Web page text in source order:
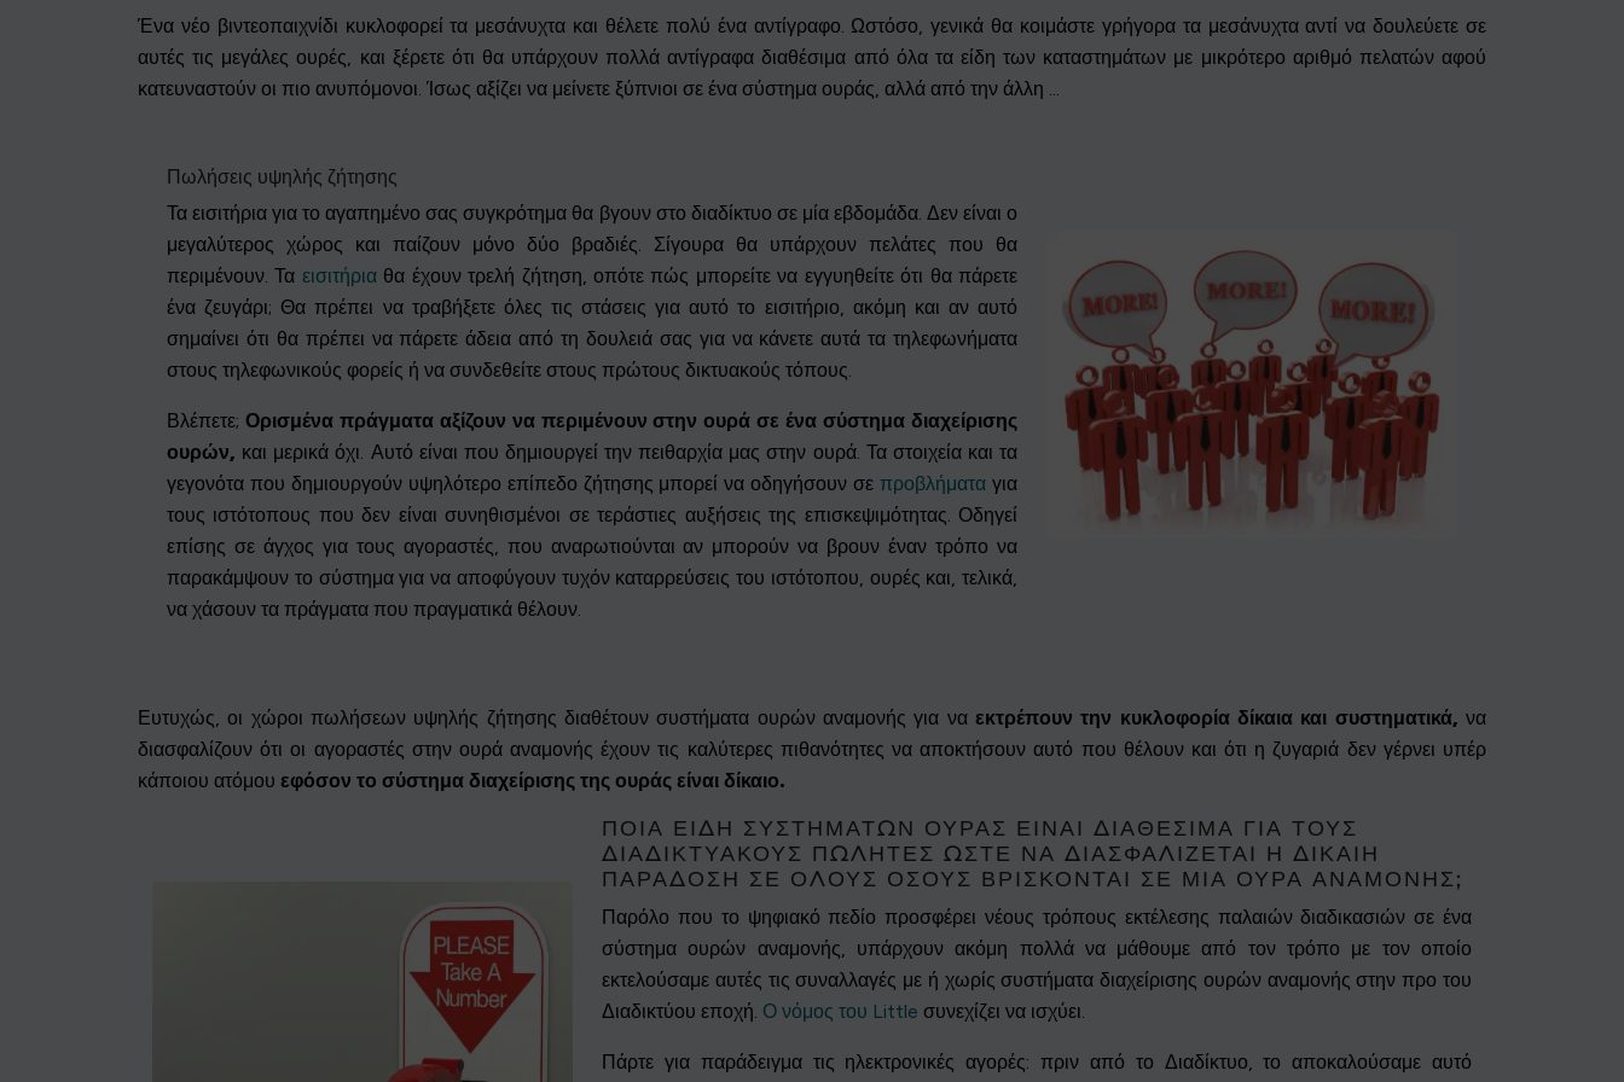
Ένα νέο βιντεοπαιχνίδι κυκλοφορεί τα μεσάνυχτα και θέλετε πολύ ένα αντίγραφο. Ωστόσο, γενικά θα κοιμάστε γρήγορα τα μεσάνυχτα αντί να δουλεύετε σε
αυτές τις μεγάλες ουρές, και ξέρετε ότι θα υπάρχουν πολλά αντίγραφα διαθέσιμα από όλα τα είδη των καταστημάτων με μικρότερο αριθμό πελατών αφού
κατευναστούν οι πιο ανυπόμονοι. Ίσως αξίζει να μείνετε ξύπνιοι σε ένα σύστημα ουράς, αλλά από την άλλη ...
Πωλήσεις υψηλής ζήτησης
Τα εισιτήρια για το αγαπημένο σας συγκρότημα θα βγουν στο διαδίκτυο σε μία εβδομάδα. Δεν είναι ο
μεγαλύτερος χώρος και παίζουν μόνο δύο βραδιές. Σίγουρα θα υπάρχουν πελάτες που θα
περιμένουν. Τα εισιτήριαθα έχουν τρελή ζήτηση, οπότε πώς μπορείτε να εγγυηθείτε ότι θα πάρετε
ένα ζευγάρι; Θα πρέπει να τραβήξετε όλες τις στάσεις για αυτό το εισιτήριο, ακόμη και αν αυτό
σημαίνει ότι θα πρέπει να πάρετε άδεια από τη δουλειά σας για να κάνετε αυτά τα τηλεφωνήματα
στους τηλεφωνικούς φορείς ή να συνδεθείτε στους πρώτους δικτυακούς τόπους.
Βλέπετε; Ορισμένα πράγματα αξίζουν να περιμένουν στην ουρά σε ένα σύστημα διαχείρισης
ουρών, και μερικά όχι. Αυτό είναι που δημιουργεί την πειθαρχία μας στην ουρά. Τα στοιχεία και τα
γεγονότα που δημιουργούν υψηλότερο επίπεδο ζήτησης μπορεί να οδηγήσουν σε προβλήματα για
τους ιστότοπους που δεν είναι συνηθισμένοι σε τεράστιες αυξήσεις της επισκεψιμότητας. Οδηγεί
επίσης σε άγχος για τους αγοραστές, που αναρωτιούνται αν μπορούν να βρουν έναν τρόπο να
παρακάμψουν το σύστημα για να αποφύγουν τυχόν καταρρεύσεις του ιστότοπου, ουρές και, τελικά,
να χάσουν τα πράγματα που πραγματικά θέλουν.
Ευτυχώς, οι χώροι πωλήσεων υψηλής ζήτησης διαθέτουν συστήματα ουρών αναμονής για να εκτρέπουν την κυκλοφορία δίκαια και συστηματικά, να
διασφαλίζουν ότι οι αγοραστές στην ουρά αναμονής έχουν τις καλύτερες πιθανότητες να αποκτήσουν αυτό που θέλουν και ότι η ζυγαριά δεν γέρνει υπέρ
κάποιου ατόμου εφόσον το σύστημα διαχείρισης της ουράς είναι δίκαιο.
ΠΟΙΑ ΕΊΔΗ ΣΥΣΤΗΜΆΤΩΝ ΟΥΡΆΣ ΕΊΝΑΙ ΔΙΑΘΈΣΙΜΑ ΓΙΑ ΤΟΥΣ
ΔΙΑΔΙΚΤΥΑΚΟΎΣ ΠΩΛΗΤΈΣ ΏΣΤΕ ΝΑ ΔΙΑΣΦΑΛΊΖΕΤΑΙ Η ΔΊΚΑΙΗ
ΠΑΡΆΔΟΣΗ ΣΕ ΌΛΟΥΣ ΌΣΟΥΣ ΒΡΊΣΚΟΝΤΑΙ ΣΕ ΜΙΑ ΟΥΡΆ ΑΝΑΜΟΝΉΣ;
Παρόλο που το ψηφιακό πεδίο προσφέρει νέους τρόπους εκτέλεσης παλαιών διαδικασιών σε ένα
σύστημα ουρών αναμονής, υπάρχουν ακόμη πολλά να μάθουμε από τον τρόπο με τον οποίο
εκτελούσαμε αυτές τις συναλλαγές με ή χωρίς συστήματα διαχείρισης ουρών αναμονής στην προ του
Διαδικτύου εποχή. Ο νόμος του Little συνεχίζει να ισχύει.
Πάρτε για παράδειγμα τις ηλεκτρονικές αγορές: πριν από το Διαδίκτυο, το αποκαλούσαμε αυτό